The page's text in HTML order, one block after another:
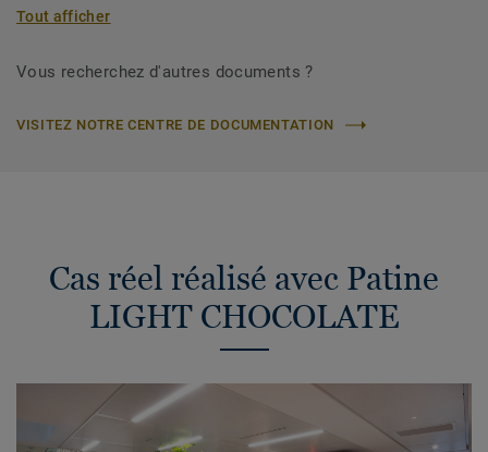
Tout afficher
Vous recherchez d'autres documents ?
VISITEZ NOTRE CENTRE DE DOCUMENTATION
Cas réel réalisé avec Patine
LIGHT CHOCOLATE